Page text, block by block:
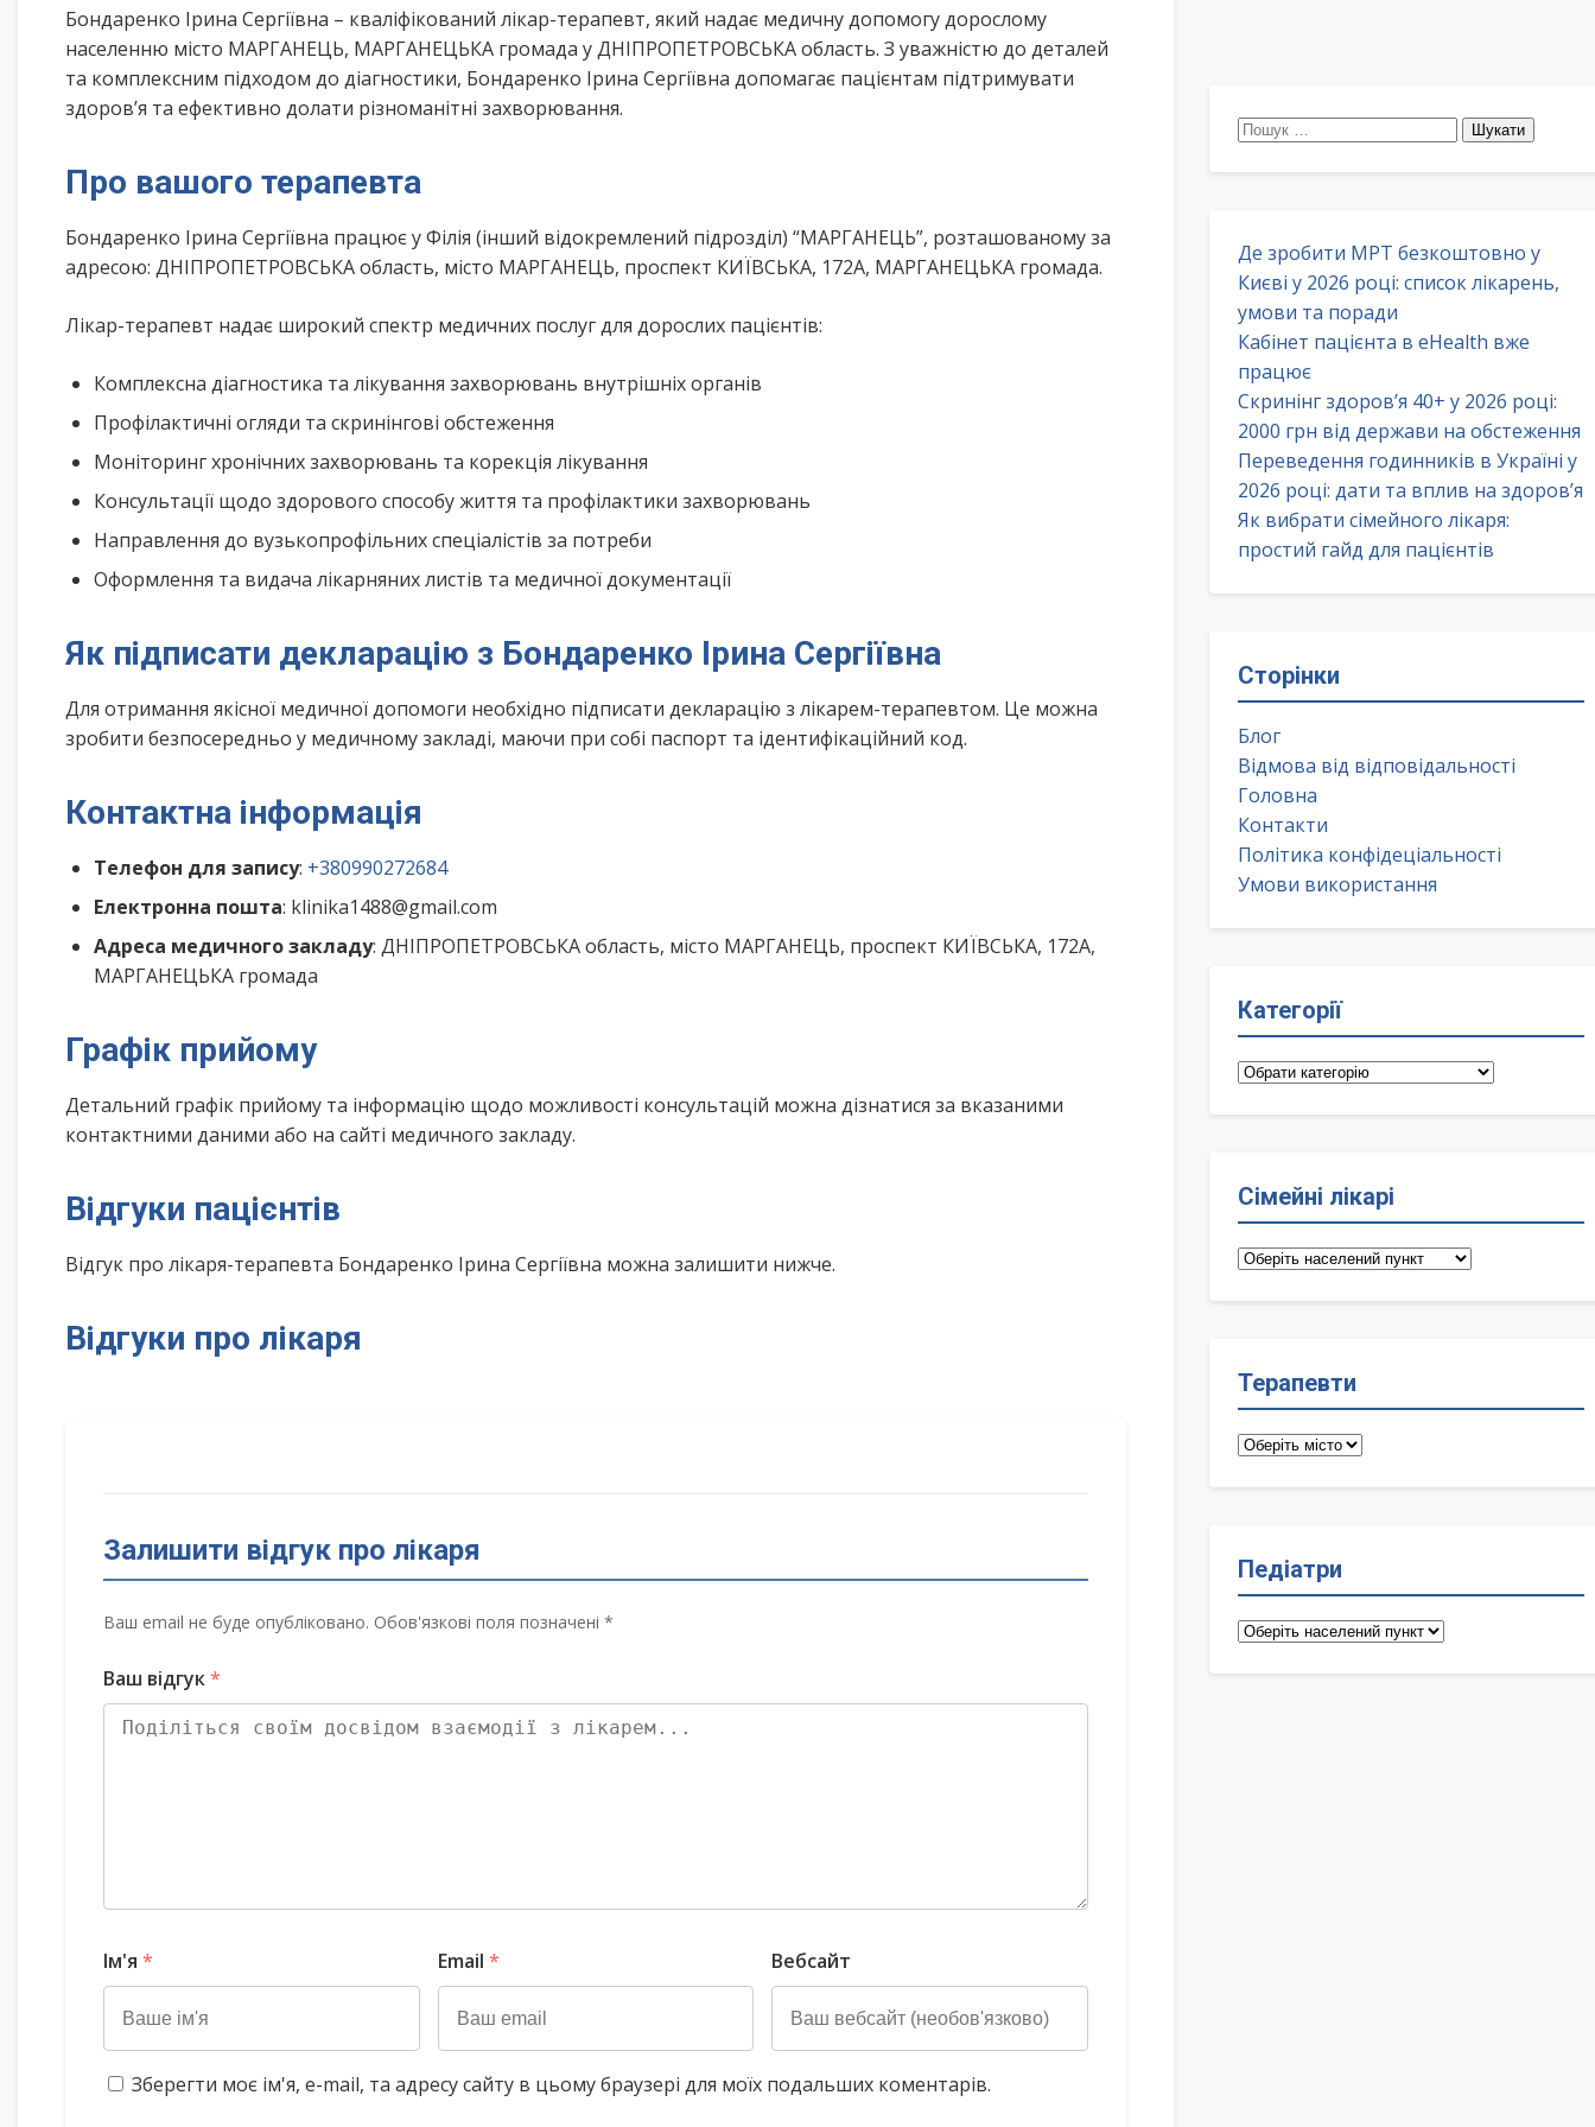
Бондаренко Ірина Сергіївна – кваліфікований лікар-терапевт, який надає медичну допомогу дорослому
населенню місто МАРГАНЕЦЬ, МАРГАНЕЦЬКА громада у ДНІПРОПЕТРОВСЬКА область. З уважністю до деталей
та комплексним підходом до діагностики, Бондаренко Ірина Сергіївна допомагає пацієнтам підтримувати
здоров’я та ефективно долати різноманітні захворювання.
Про вашого терапевта
Бондаренко Ірина Сергіївна працює у Філія (інший відокремлений підрозділ) “МАРГАНЕЦЬ”, розташованому за
адресою: ДНІПРОПЕТРОВСЬКА область, місто МАРГАНЕЦЬ, проспект КИЇВСЬКА, 172А, МАРГАНЕЦЬКА громада.
Лікар-терапевт надає широкий спектр медичних послуг для дорослих пацієнтів:
Комплексна діагностика та лікування захворювань внутрішніх органів
Профілактичні огляди та скринінгові обстеження
Моніторинг хронічних захворювань та корекція лікування
Консультації щодо здорового способу життя та профілактики захворювань
Направлення до вузькопрофільних спеціалістів за потреби
Оформлення та видача лікарняних листів та медичної документації
Як підписати декларацію з Бондаренко Ірина Сергіївна
Для отримання якісної медичної допомоги необхідно підписати декларацію з лікарем-терапевтом. Це можна
зробити безпосередньо у медичному закладі, маючи при собі паспорт та ідентифікаційний код.
Контактна інформація
Телефон для запису: +380990272684
Електронна пошта: klinika1488@gmail.com
Адреса медичного закладу: ДНІПРОПЕТРОВСЬКА область, місто МАРГАНЕЦЬ, проспект КИЇВСЬКА, 172А,
МАРГАНЕЦЬКА громада
Графік прийому
Детальний графік прийому та інформацію щодо можливості консультацій можна дізнатися за вказаними
контактними даними або на сайті медичного закладу.
Відгуки пацієнтів
Відгук про лікаря-терапевта Бондаренко Ірина Сергіївна можна залишити нижче.
Відгуки про лікаря
Залишити відгук про лікаря
Ваш email не буде опубліковано. Обов'язкові поля позначені *
Ваш відгук*
Ім'я * Email * Вебсайт
Зберегти моє ім'я, e-mail, та адресу сайту в цьому браузері для моїх подальших коментарів.
Пошук:
Де зробити МРТ безкоштовно у
Києві у 2026 році: список лікарень,
умови та поради
Кабінет пацієнта в eHealth вже
працює
Скринінг здоров’я 40+ у 2026 році:
2000 грн від держави на обстеження
Переведення годинників в Україні у
2026 році: дати та вплив на здоров’я
Як вибрати сімейного лікаря:
простий гайд для пацієнтів
Сторінки
Блог
Відмова від відповідальності
Головна
Контакти
Політика конфідеціальності
Умови використання
Категорії
Категорії
Сімейні лікарі
Сімейні
Терапевти
Терапевти
Педіатри
Педіатри